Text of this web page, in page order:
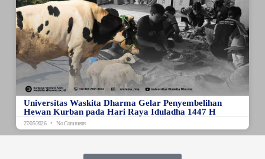
Universitas Waskita Dharma Gelar Penyembelihan
Hewan Kurban pada Hari Raya Iduladha 1447 H
27/05/2026 No Comments